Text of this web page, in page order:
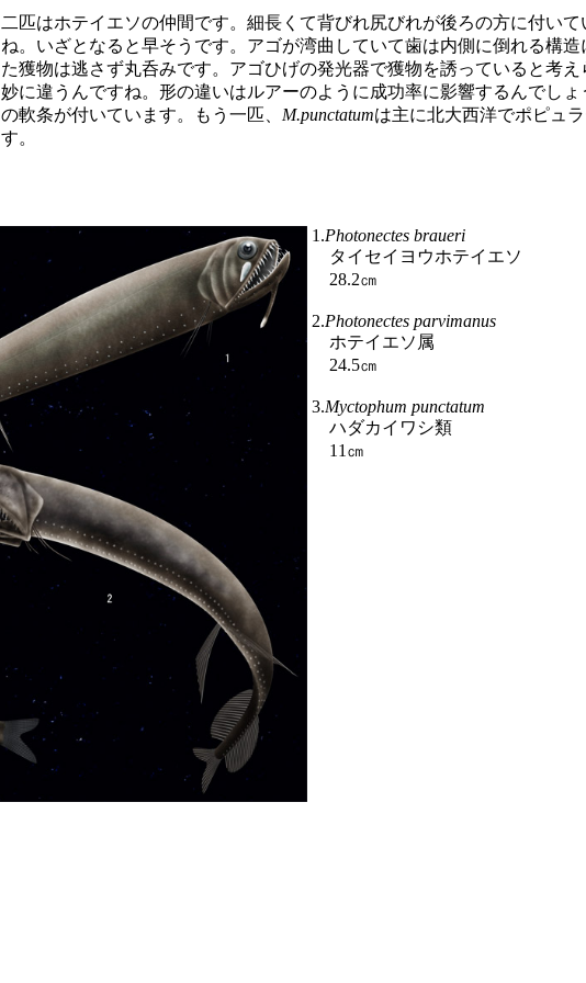
二匹はホテイエソの仲間です。細長くて背びれ尻びれが後ろの方に付い
ね。いざとなると早そうです。アゴが湾曲していて歯は内側に倒れる構
た獲物は逃さず丸呑みです。アゴひげの発光器で獲物を誘っていると考
妙に違うんですね。形の違いはルアーのように成功率に影響するんでし
の軟条が付いています。もう一匹、 M.punctatumは主に北大西洋でポピュ
す。
1.Photonectes braueri
タイセイヨウホテイエソ
28.2㎝
2.Photonectes parvimanus
ホテイエソ属
24.5㎝
3.Myctophum punctatum
ハダカイワシ類
11㎝